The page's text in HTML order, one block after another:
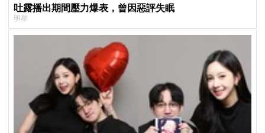
吐露播出期間壓力爆表，曾因惡評失眠
明星